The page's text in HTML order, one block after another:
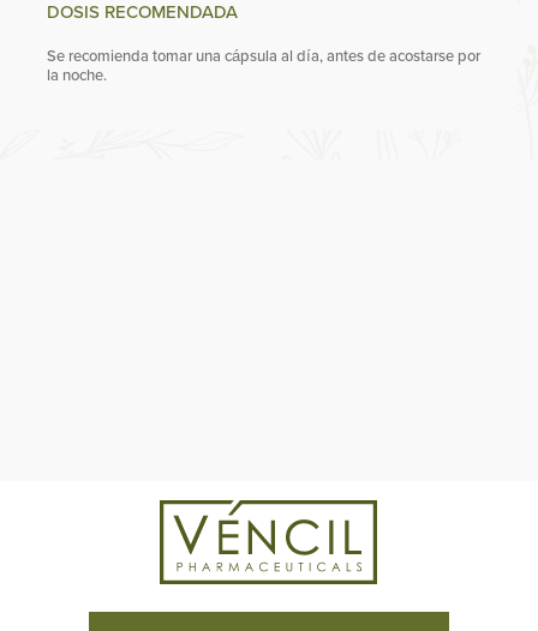
DOSIS RECOMENDADA
Se recomienda tomar una cápsula al día, antes de acostarse por
la noche.